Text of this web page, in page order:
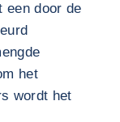
een door de
het
wordt het